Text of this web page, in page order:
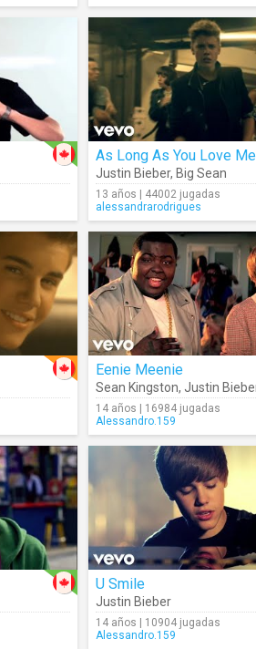
As Long As You Love Me
Justin Bieber, Big Sean
13 años | 44002 jugadas
alessandrarodrigues
Eenie Meenie
Sean Kingston, Justin
14 años | 16984 jugadas
Alessandro.159
U Smile
Justin Bieber
14 años | 10904 jugadas
Alessandro.159